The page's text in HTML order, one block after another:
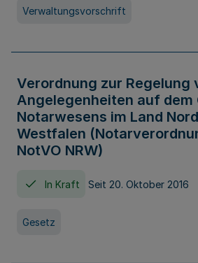
Verwaltungsvorschrift
Verordnung zur Regelung
Angelegenheiten auf dem
Notarwesens im Land
Westfalen
NotVO NRW)
In Kraft Seit 20. Oktober 2016
Gesetz